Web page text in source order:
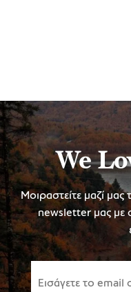
We
Μοιραστείτε μαζί
newsletter μας με